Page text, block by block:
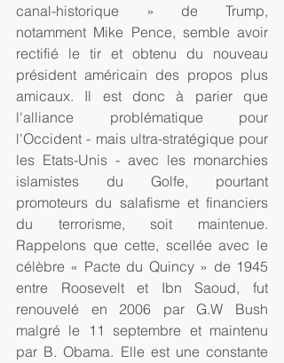
canal-historique » de Trump,
notamment Mike Pence, semble avoir
rectifié le tir et obtenu du nouveau
président américain des propos plus
amicaux. Il est donc à parier que
l'alliance problématique pour
l'Occident - mais ultra-stratégique pour
les Etats-Unis - avec les monarchies
islamistes du Golfe, pourtant
promoteurs du salafisme et financiers
du terrorisme, soit maintenue.
Rappelons que cette, scellée avec le
célèbre « Pacte du Quincy » de 1945
entre Roosevelt et Ibn Saoud, fut
renouvelé en 2006 par G.W Bush
malgré le 11 septembre et maintenu
par B. Obama. Elle est une constante